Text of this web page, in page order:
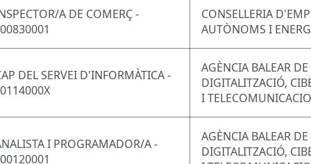
A DE COMERÇ -
CONSELLERIA
AUTÒNOMS I
DEL SERVEI D'INFORMÀTICA -
AGÈNCIA BALEAR DE
DIGITALITZACIÓ,
I
I PROGRAMADOR/A -
AGÈNCIA BALEAR DE
DIGITALITZACIÓ,